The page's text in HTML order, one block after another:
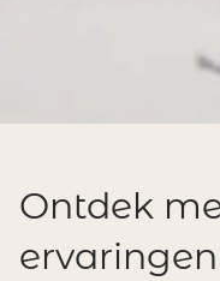
Ontdek
ervaringen